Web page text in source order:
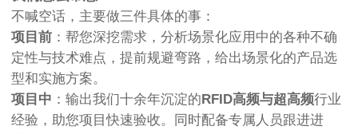
不喊空话，主要做三件具体的事：
项目前 ：帮您深挖需求，分析场景化应用中的各种不确
定性与技术难点，提前规避弯路，给出场景化的产品选
型和实施方案。
项目中 ：输出我们十余年沉淀的RFID高频与超高频行业
经验，助您项目快速验收。同时配备专属人员跟进进